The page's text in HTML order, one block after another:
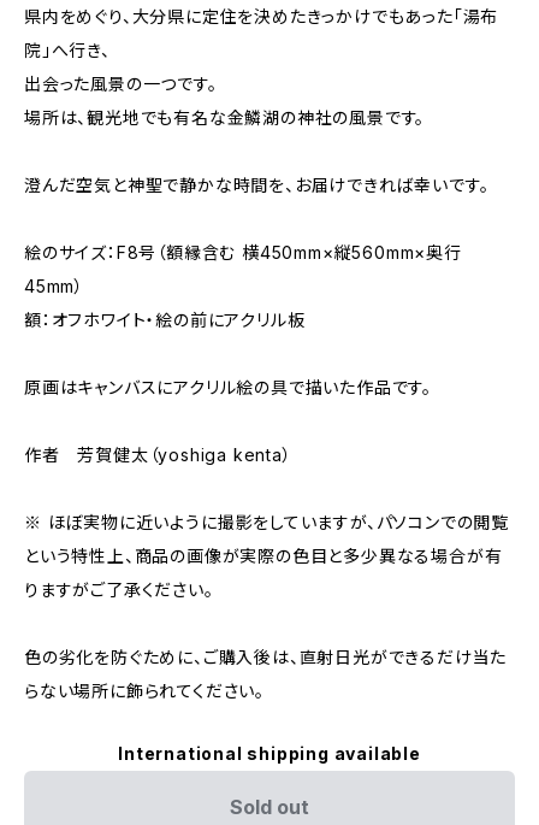
県内をめぐり、大分県に定住を決めたきっかけでもあった「湯布
院」へ行き、
出会った風景の一つです。
場所は、観光地でも有名な金鱗湖の神社の風景です。
澄んだ空気と神聖で静かな時間を、お届けできれば幸いです。
絵のサイズ：F8号（額縁含む 横450mm×縦560mm×奥行
45mm）
額：オフホワイト・絵の前にアクリル板
原画はキャンバスにアクリル絵の具で描いた作品です。
作者 芳賀健太（yoshiga kenta）
※ ほぼ実物に近いように撮影をしていますが、パソコンでの閲覧
という特性上、商品の画像が実際の色目と多少異なる場合が有
りますがご了承ください。
色の劣化を防ぐために、ご購入後は、直射日光ができるだけ当た
らない場所に飾られてください。
International shipping available
Sold out